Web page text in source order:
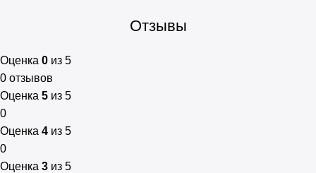
Отзывы
Оценка 0 из 5
0 отзывов
Оценка 5 из 5
0
Оценка 4 из 5
0
Оценка 3 из 5